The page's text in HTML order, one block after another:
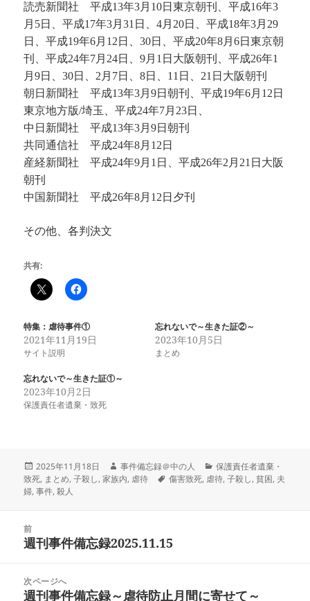
読売新聞社 平成13年3月10日東京朝刊、平成16年3
月5日、平成17年3月31日、4月20日、平成18年3月29
日、平成19年6月12日、30日、平成20年8月6日東京朝
刊、平成24年7月24日、9月1日大阪朝刊、平成26年1
月9日、30日、2月7日、8日、11日、21日大阪朝刊
朝日新聞社 平成13年3月9日朝刊、平成19年6月12日
東京地方版/埼玉、平成24年7月23日、
中日新聞社 平成13年3月9日朝刊
共同通信社 平成24年8月12日
産経新聞社 平成24年9月1日、平成26年2月21日大阪
朝刊
中国新聞社 平成26年8月12日夕刊
その他、各判決文
共有:
特集：虐待事件①
2021年11月19日
サイト説明
忘れないで～生きた証②～
2023年10月5日
まとめ
忘れないで～生きた証①～
2023年10月2日
保護責任者遺棄・致死
投
稿
日:
2025年11月18日
作
成
事件備忘録＠中の人
カ
テ
保護責任者遺棄・
致死, まとめ,子殺し,家族内, 虐待
タ
傷害致死, 虐待,子殺し,貧困, 夫
婦,事件,殺人
前
前
投
稿:
週刊事件備忘録2025.11.15
次ページへ
次
週刊事件備忘録～虐待防止月間に寄せて～